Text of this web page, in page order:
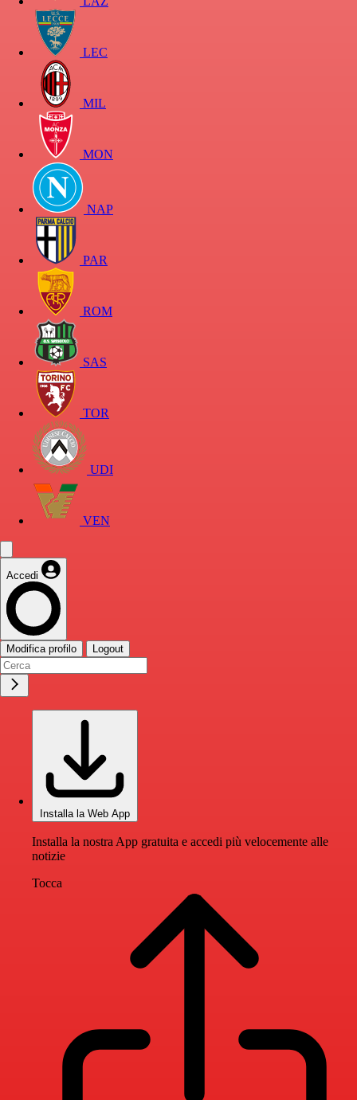
LEC
MIL
MON
NAP
PAR
ROM
SAS
TOR
UDI
VEN
Accedi
Modifica profilo Logout
Installa la Web App
Installa la nostra App gratuita e accedi più velocemente alle
notizie
Tocca